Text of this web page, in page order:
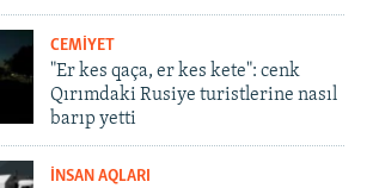
CEMİYET
"Er kes qaça, er kes kete": cenk
Qırımdaki Rusiye turistlerine nasıl
barıp yetti
İNSAN AQLARI